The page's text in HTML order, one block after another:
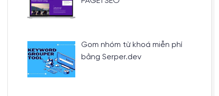
Gom nhóm từ khoá miễn phí
bằng Serper.dev